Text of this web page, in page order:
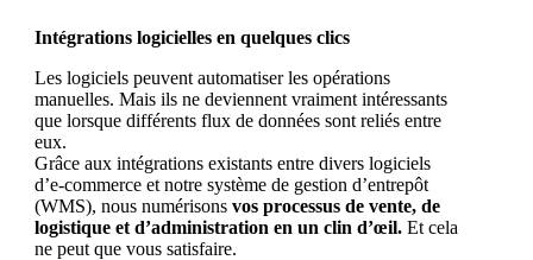
Intégrations logicielles en quelques clics
Les logiciels peuvent automatiser les opérations
manuelles. Mais ils ne deviennent vraiment intéressants
que lorsque différents flux de données sont reliés entre
eux.
Grâce aux intégrations existants entre divers logiciels
d’e-commerce et notre système de gestion d’entrepôt
(WMS), nous numérisons vos processus de vente, de
logistique et d’administration en un clin d’œil. Et cela
ne peut que vous satisfaire.